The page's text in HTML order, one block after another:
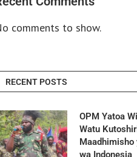
comments to show.
RECENT POSTS
OPM Yatoa
Watu
Maadhimisho
wa Indonesia